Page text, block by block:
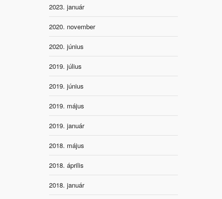
2023. január
2020. november
2020. június
2019. július
2019. június
2019. május
2019. január
2018. május
2018. április
2018. január